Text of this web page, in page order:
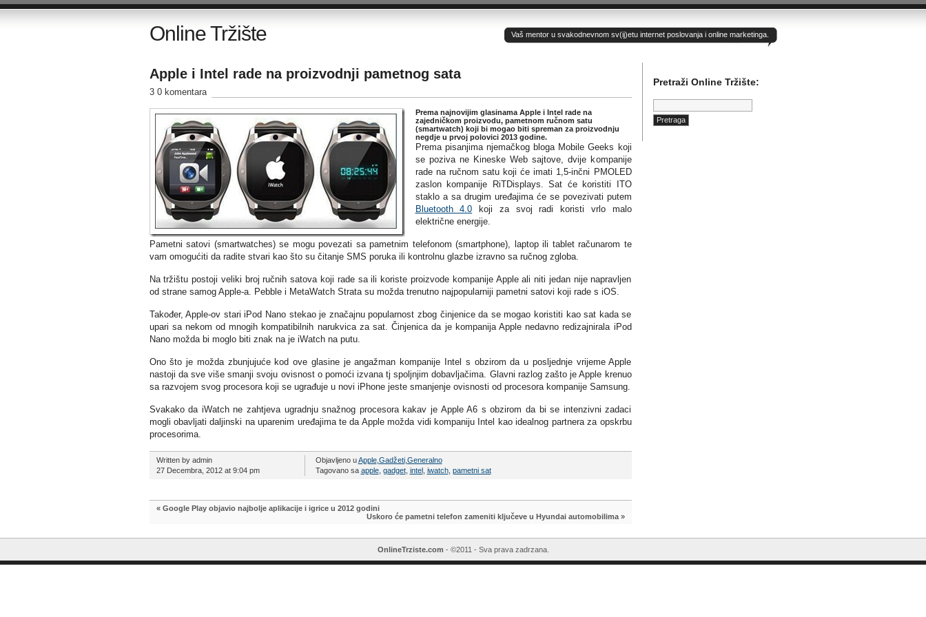
Online Tržište Vaš mentor u svakodnevnom sv(ij)etu internet poslovanja i online marketinga.
Apple i Intel rade na proizvodnji pametnog sata
3 0 komentara
Prema najnovijim glasinama Apple i Intel rade na
zajedničkom proizvodu, pametnom ručnom satu
(smartwatch) koji bi mogao biti spreman za proizvodnju
negdje u prvoj polovici 2013 godine.
Prema pisanjima njemačkog bloga Mobile Geeks koji
se poziva ne Kineske Web sajtove, dvije kompanije
rade na ručnom satu koji će imati 1,5-inčni PMOLED
zaslon kompanije RiTDisplays. Sat će koristiti ITO
staklo a sa drugim uređajima će se povezivati putem
Bluetooth 4.0 koji za svoj radi koristi vrlo malo
električne energije.
Pametni satovi (smartwatches) se mogu povezati sa pametnim telefonom (smartphone), laptop ili tablet računarom te
vam omogućiti da radite stvari kao što su čitanje SMS poruka ili kontrolnu glazbe izravno sa ručnog zgloba.
Na tržištu postoji veliki broj ručnih satova koji rade sa ili koriste proizvode kompanije Apple ali niti jedan nije napravljen
od strane samog Apple-a. Pebble i MetaWatch Strata su možda trenutno najpopularniji pametni satovi koji rade s iOS.
Također, Apple-ov stari iPod Nano stekao je značajnu popularnost zbog činjenice da se mogao koristiti kao sat kada se
upari sa nekom od mnogih kompatibilnih narukvica za sat. Činjenica da je kompanija Apple nedavno redizajnirala iPod
Nano možda bi moglo biti znak na je iWatch na putu.
Ono što je možda zbunjujuće kod ove glasine je angažman kompanije Intel s obzirom da u posljednje vrijeme Apple
nastoji da sve više smanji svoju ovisnost o pomoći izvana tj spoljnjim dobavljačima. Glavni razlog zašto je Apple krenuo
sa razvojem svog procesora koji se ugrađuje u novi iPhone jeste smanjenje ovisnosti od procesora kompanije Samsung.
Svakako da iWatch ne zahtjeva ugradnju snažnog procesora kakav je Apple A6 s obzirom da bi se intenzivni zadaci
mogli obavljati daljinski na uparenim uređajima te da Apple možda vidi kompaniju Intel kao idealnog partnera za opskrbu
procesorima.
Written by admin
27 Decembra, 2012 at 9:04 pm
Objavljeno uApple, Gadžeti, Generalno
Tagovano sa apple, gadget, intel, iwatch, pametni sat
« Google Play objavio najbolje aplikacije i igrice u 2012 godini
Uskoro će pametni telefon zameniti ključeve u Hyundai automobilima»
Pretraži Online Tržište:
Pretraga:
OnlineTrziste.com - ©2011 - Sva prava zadrzana.